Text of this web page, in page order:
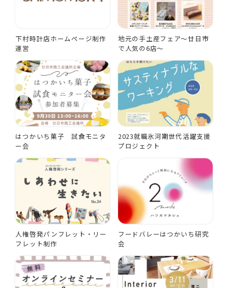
下村時計店ホームページ制作
運営
地元の手土産フェア～廿日市
で人気の6店～
はつかいち菓子 試食モニタ
ー会
2023就職氷河期世代活躍支援
プロジェクト
人権啓発パンフレット・リー
フレット制作
フードバレーはつかいち研究
会